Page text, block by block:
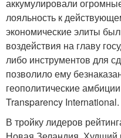
аккумулировали
лояльность к
экономические элиты
воздействия на главу
либо инструментов для
позволило ему
геополитические
Transparency International.
В тройку лидеров